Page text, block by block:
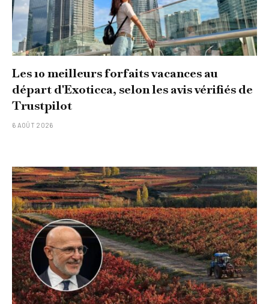
Les 10 meilleurs forfaits vacances au
départ d'Exoticca, selon les avis vérifiés de
Trustpilot
6 AOÛT 2026